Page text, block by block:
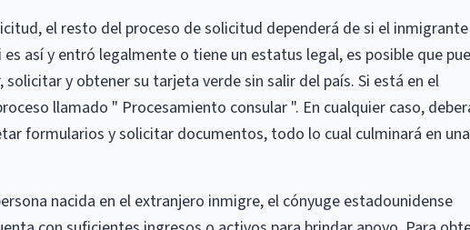
el resto del proceso de solicitud dependerá de si el inmigrante
así y entró legalmente o tiene un estatus legal, es posible que
solicitar y obtener su tarjeta verde sin salir del país. Si está en el
llamado " Procesamiento consular ". En cualquier caso,
formularios y solicitar documentos, todo lo cual culminará en una
nacida en el extranjero inmigre, el cónyuge estadounidense